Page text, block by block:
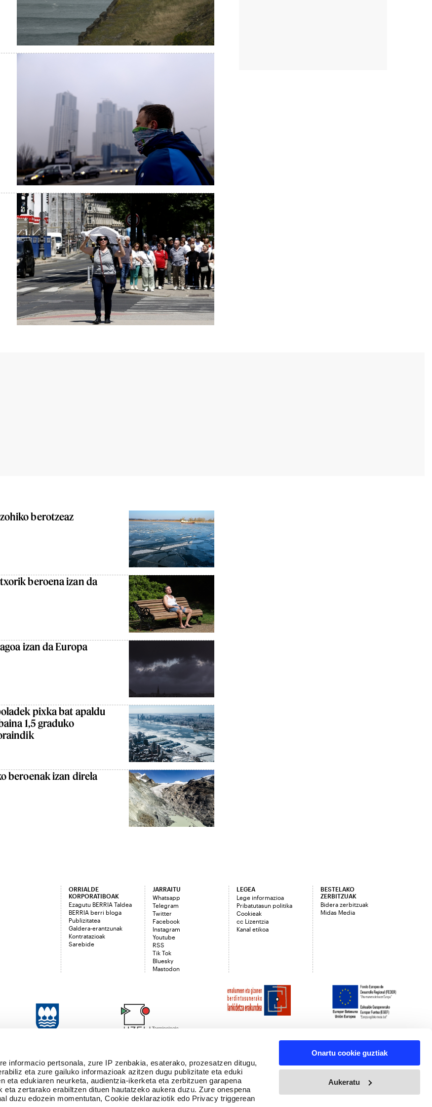
informacio pertsonala, zure IP zenbakia, esaterako, prozesatzen ditugu,
eta zure gailuko informazioak azitzen dugu publizitate eta eduki
eta edukiaren neurketa, audientzia-ikerketa eta zerbitzuen garapena
eta zertarako erabiltzen dituen hautatzeko aukera duzu. Zure onespena
duzu edozein momentutan, Cookie deklaraziotik edo Privacy triggerean
Onartu cookie guztiak
Aukeratu
berotzeaz
beroena izan da
izan da Europa
pixka bat apaldu
1,5 graduko
beroenak izan direla
ORRIALDE
KORPORATIBOAK
Ezagutu BERRIA Taldea
BERRIA berri bloga
Publizitatea
Galdera-erantzunak
Kontratazioak
Sarebide
JARRAITU
Whatsapp
Telegram
Twitter
Facebook
Instagram
Youtube
RSS
Tik Tok
Bluesky
Mastodon
LEGEA
Lege informazioa
Pribatutasun politika
Cookieak
cc Lizentzia
Kanal etikoa
BESTELAKO
ZERBITZUAK
Bidera zerbitzuak
Midas Media